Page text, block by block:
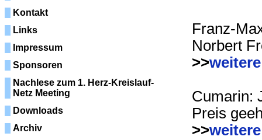
Kontakt
Links
Impressum
Sponsoren
Nachlese zum 1. Herz-Kreislauf-
Netz Meeting
Downloads
Archiv
Franz-
Norbert
>>
Cumarin:
Preis
>>